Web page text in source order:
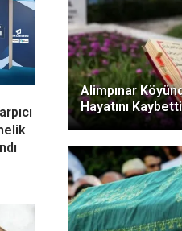
Alimpınar
Hayatını Kaybetti